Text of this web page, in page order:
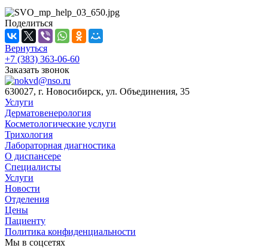
Поделиться
Вернуться
+7 (383) 363-06-60
Заказать звонок
630027, г. Новосибирск, ул. Объединения, 35
Услуги
Дерматовенерология
Косметологические услуги
Трихология
Лабораторная диагностика
О диспансере
Специалисты
Услуги
Новости
Отделения
Цены
Пациенту
Политика конфиденциальности
Мы в соцсетях